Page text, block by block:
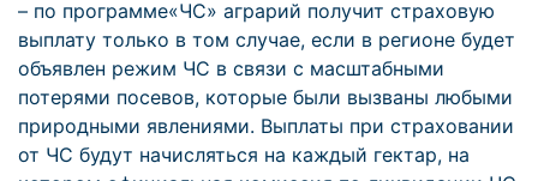
– по программе«ЧС» аграрий получит страховую
выплату только в том случае, если в регионе будет
объявлен режим ЧС в связи с масштабными
потерями посевов, которые были вызваны любыми
природными явлениями. Выплаты при страховании
от ЧС будут начисляться на каждый гектар, на